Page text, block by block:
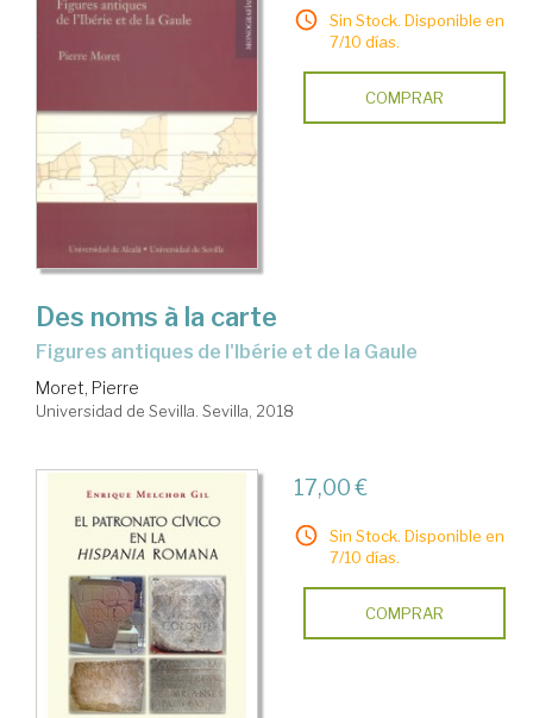
Sin Stock. Disponible en
7/10 días.
COMPRAR
Des noms à la carte
figures antiques de l'Ibérie et de la Gaule
Moret, Pierre
Universidad de Sevilla. Sevilla, 2018
17,00 €
Sin Stock. Disponible en
7/10 días.
COMPRAR